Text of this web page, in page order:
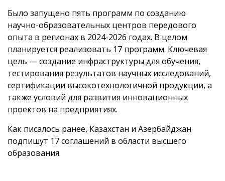
Было запущено пять программ по созданию
научно-образовательных центров передового
опыта в регионах в 2024-2026 годах. В целом
планируется реализовать 17 программ. Ключевая
цель — создание инфраструктуры для обучения,
тестирования результатов научных исследований,
сертификации высокотехнологичной продукции, а
также условий для развития инновационных
проектов на предприятиях.
Как писалось ранее, Казахстан и Азербайджан
подпишут 17 соглашений в области высшего
образования.